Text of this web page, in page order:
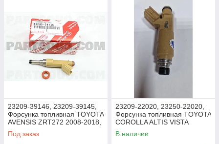
23209-39146, 23209-39145,
Форсунка топливная TOYOTA
AVENSIS ZRT272 2008-2018,
COROLLA 2014, JAPAN
Под заказ
23209-22020, 23250-22020,
Форсунка топливная TOYOTA
COROLLA ALTIS VISTA
В наличии